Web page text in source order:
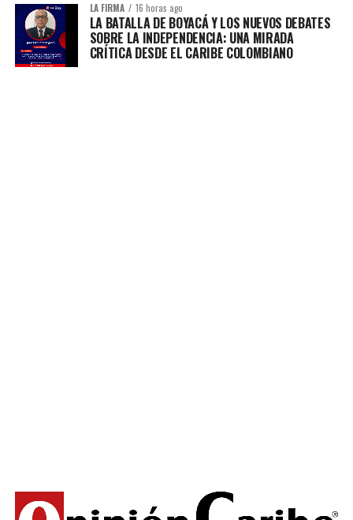
LA FIRMA 16 horas ago
LA BATALLA DE BOYACÁ Y LOS NUEVOS DEBATES
SOBRE LA INDEPENDENCIA: UNA MIRADA
CRÍTICA DESDE EL CARIBE COLOMBIANO